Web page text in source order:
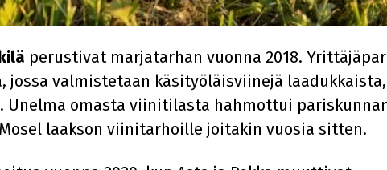
perustivat marjatarhan vuonna 2018.
valmistetaan käsityöläisviinejä laadukkaista,
Unelma omasta viinitilasta hahmottui
laakson viinitarhoille joitakin vuosia sitten.